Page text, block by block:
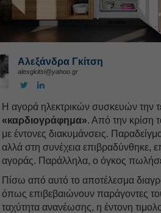
Αλεξάνδρα Γκίτση
alexgkitsi@yahoo.gr
Η αγορά ηλεκτρικών συσκευών την
«καρδιογράφημα». Από την κρίση
με έντονες διακυμάνσεις.
αλλά στη συνέχεια επιβραδύνθηκε,
αγοράς. Παράλληλα, ο όγκος
Πίσω από αυτό το αποτέλεσμα
όπως επιβεβαιώνουν παράγοντες
ταχύτητα ανανέωσης, η έντονη